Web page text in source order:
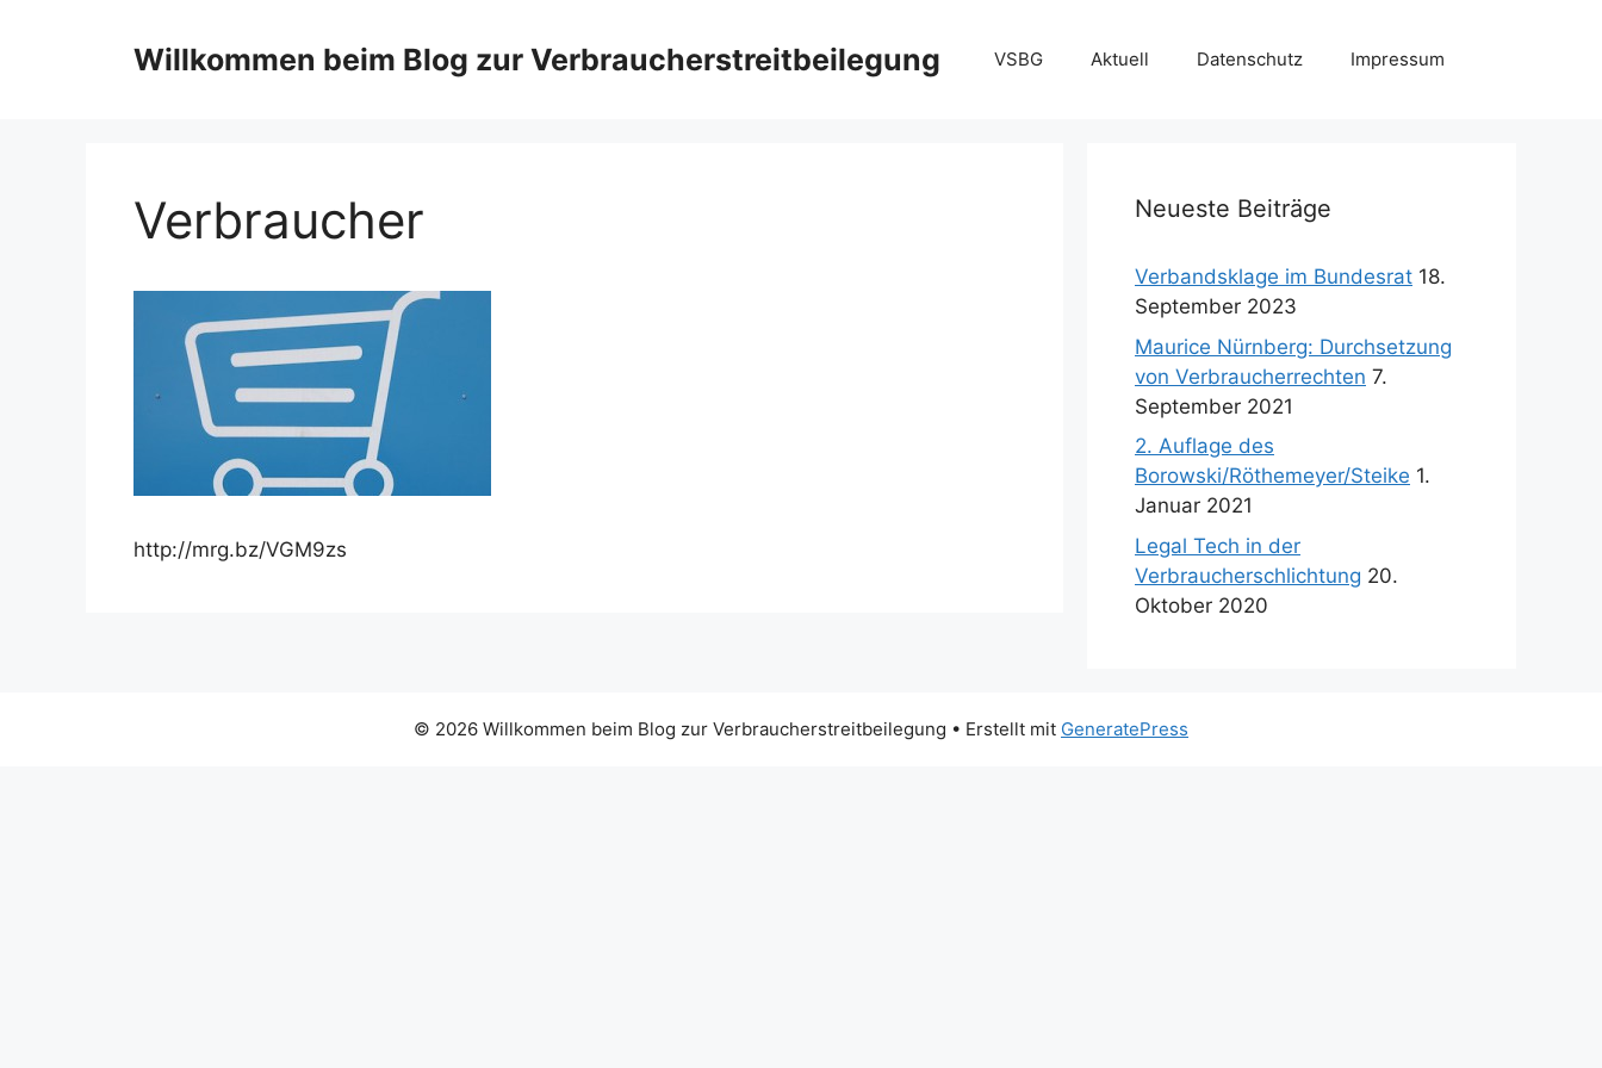
Willkommen beim Blog zur Verbraucherstreitbeilegung VSBG Aktuell Datenschutz Impressum
Verbraucher
http://mrg.bz/VGM9zs
Neueste Beiträge
Verbandsklage im Bundesrat 18.
September 2023
Maurice Nürnberg: Durchsetzung
von Verbraucherrechten 7.
September 2021
2. Auflage des
Borowski/Röthemeyer/Steike 1.
Januar 2021
Legal Tech in der
Verbraucherschlichtung 20.
Oktober 2020
© 2026 Willkommen beim Blog zur Verbraucherstreitbeilegung • Erstellt mit GeneratePress